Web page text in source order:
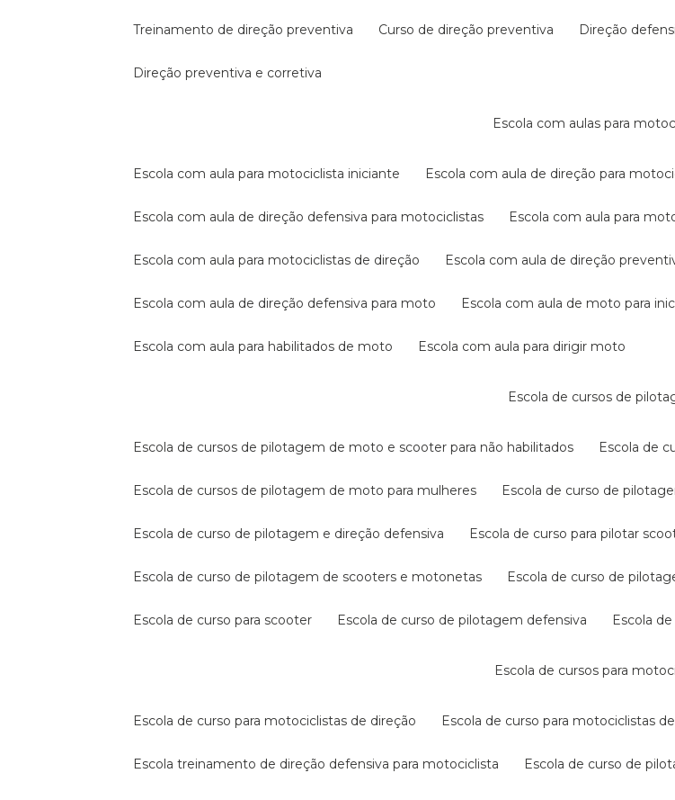
treinamento de direção preventiva curso de direção preventiva direção
direção preventiva e corretiva
escola com aulas para
escola com aula para motociclista iniciante escola com aula de direção para
escola com aula de direção defensiva para motociclistas escola com aula para
escola com aula para motociclistas de direção escola com aula de direção
escola com aula de direção defensiva para moto escola com aula de moto para
escola com aula para habilitados de moto escola com aula para dirigir moto
escola de cursos de
escola de cursos de pilotagem de moto e scooter para não habilitados escola de
escola de cursos de pilotagem de moto para mulheres escola de curso de
escola de curso de pilotagem e direção defensiva escola de curso para pilotar
escola de curso de pilotagem de scooters e motonetas escola de curso de
escola de curso para scooter escola de curso de pilotagem defensiva escola
escola de cursos para
escola de curso para motociclistas de direção escola de curso para motociclistas
escola treinamento de direção defensiva para motociclista escola de curso de